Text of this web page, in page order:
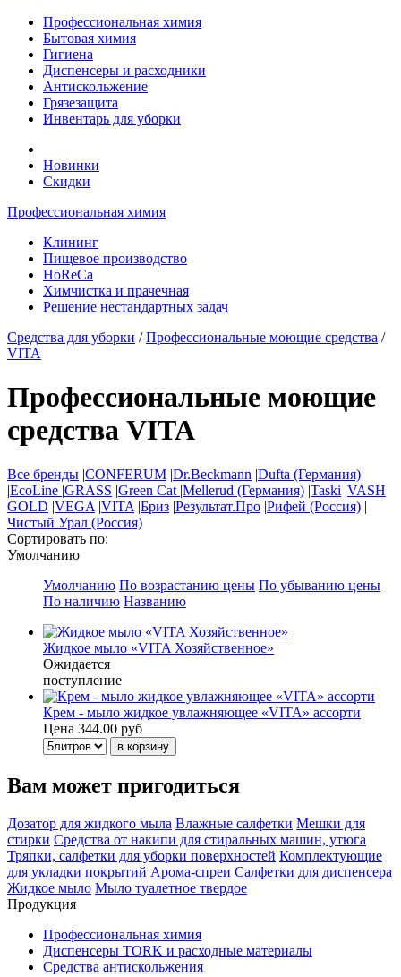
Профессиональная химия
Бытовая химия
Гигиена
Диспенсеры и расходники
Антискольжение
Грязезащита
Инвентарь для уборки
Новинки
Скидки
Профессиональная химия
Клининг
Пищевое производство
HoReCa
Химчистка и прачечная
Решение нестандартных задач
Средства для уборки /Профессиональные моющие средства /
VITA
Профессиональные моющие
средства VITA
Все бренды |CONFERUM |Dr.Beckmann |Dufta (Германия)
|EcoLine |GRASS |Green Cat |Mellerud (Германия) |Taski |VASH
GOLD |VEGA |VITA |Бриз |Результат.Про |Рифей (Россия) |
Чистый Урал (Россия)
Сортировать по:
Умолчанию
Умолчанию По возрастанию цены По убыванию цены
По наличию Названию
Жидкое мыло «VITA Хозяйственное»
Ожидается
поступление
Крем - мыло жидкое увлажняющее «VITA» ассорти
Цена 344.00 руб
Вам может пригодиться
Дозатор для жидкого мыла Влажные салфетки Мешки для
стирки Средства от накипи для стиральных машин, утюга
Тряпки, салфетки для уборки поверхностей Комплектующие
для укладки покрытий Арома-спреи Салфетки для диспенсера
Жидкое мыло Мыло туалетное твердое
Продукция
Профессиональная химия
Диспенсеры TORK и расходные материалы
Cредства антискольжения